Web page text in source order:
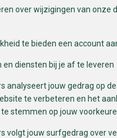
over wijzigingen van onze
te bieden een account
en diensten bij je af te leveren
analyseert jouw gedrag op
te verbeteren en het
stemmen op jouw
volgt jouw surfgedrag over